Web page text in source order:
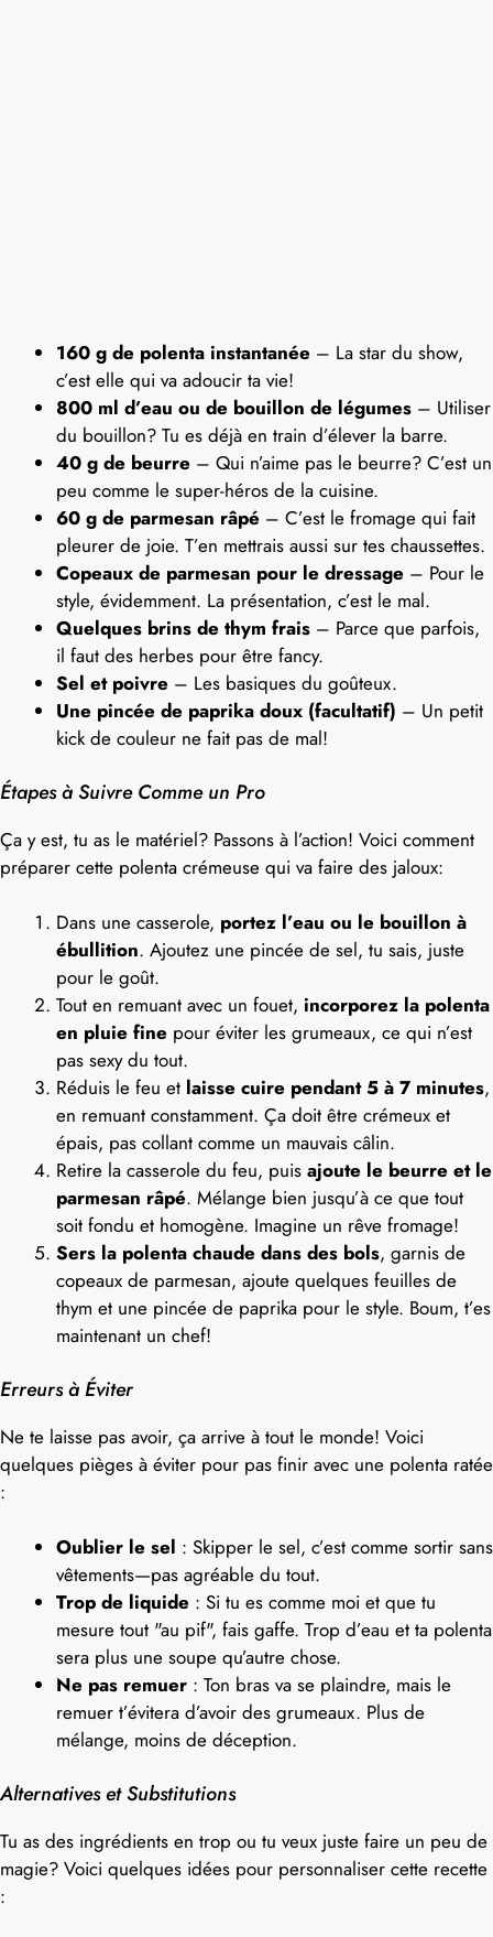
160 g de polenta instantanée – La star du show,
c’est elle qui va adoucir ta vie!
800 ml d’eau ou de bouillon de légumes – Utiliser
du bouillon? Tu es déjà en train d’élever la barre.
40 g de beurre – Qui n’aime pas le beurre? C’est un
peu comme le super-héros de la cuisine.
60 g de parmesan râpé – C’est le fromage qui fait
pleurer de joie. T’en mettrais aussi sur tes chaussettes.
Copeaux de parmesan pour le dressage – Pour le
style, évidemment. La présentation, c’est le mal.
Quelques brins de thym frais – Parce que parfois,
il faut des herbes pour être fancy.
Sel et poivre – Les basiques du goûteux.
Une pincée de paprika doux (facultatif) – Un petit
kick de couleur ne fait pas de mal!
Étapes à Suivre Comme un Pro
Ça y est, tu as le matériel? Passons à l’action! Voici comment
préparer cette polenta crémeuse qui va faire des jaloux:
Dans une casserole, portez l’eau ou le bouillon à
ébullition. Ajoutez une pincée de sel, tu sais, juste
pour le goût.
Tout en remuant avec un fouet, incorporez la polenta
en pluie fine pour éviter les grumeaux, ce qui n’est
pas sexy du tout.
Réduis le feu et laisse cuire pendant 5 à 7 minutes,
en remuant constamment. Ça doit être crémeux et
épais, pas collant comme un mauvais câlin.
Retire la casserole du feu, puis ajoute le beurre et le
parmesan râpé. Mélange bien jusqu’à ce que tout
soit fondu et homogène. Imagine un rêve fromage!
Sers la polenta chaude dans des bols, garnis de
copeaux de parmesan, ajoute quelques feuilles de
thym et une pincée de paprika pour le style. Boum, t’es
maintenant un chef!
Erreurs à Éviter
Ne te laisse pas avoir, ça arrive à tout le monde! Voici
quelques pièges à éviter pour pas finir avec une polenta ratée
:
Oublier le sel : Skipper le sel, c’est comme sortir sans
vêtements—pas agréable du tout.
Trop de liquide : Si tu es comme moi et que tu
mesure tout "au pif", fais gaffe. Trop d’eau et ta polenta
sera plus une soupe qu’autre chose.
Ne pas remuer : Ton bras va se plaindre, mais le
remuer t’évitera d’avoir des grumeaux. Plus de
mélange, moins de déception.
Alternatives et Substitutions
Tu as des ingrédients en trop ou tu veux juste faire un peu de
magie? Voici quelques idées pour personnaliser cette recette
: